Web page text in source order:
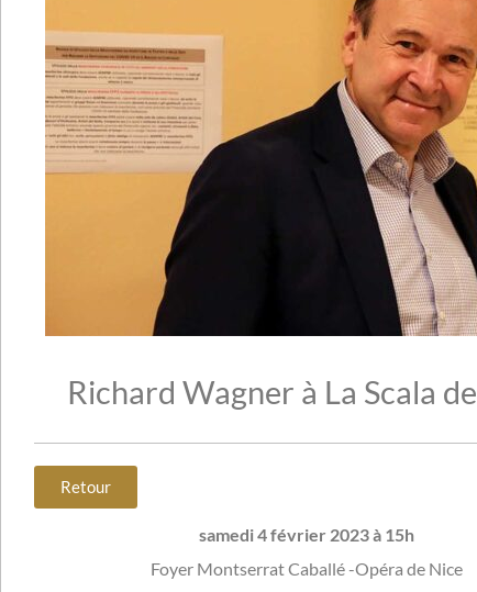
Richard Wagner à La Scala
Retour
samedi 4 février 2023à 15h
Foyer Montserrat Caballé -Opéra de Nice